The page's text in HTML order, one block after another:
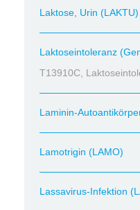
Laktose, Urin (LAKTU)
Laktoseintoleranz
T13910C,
Laminin-
Lamotrigin (LAMO)
Lassavirus-Infektion